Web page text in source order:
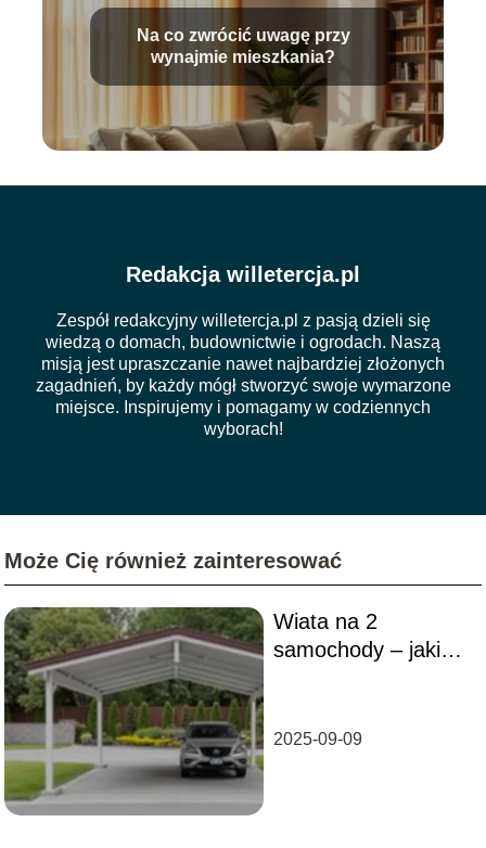
Na co zwrócić uwagę przy
wynajmie mieszkania?
Redakcja willetercja.pl
Zespół redakcyjny willetercja.pl z pasją dzieli się
wiedzą o domach, budownictwie i ogrodach. Naszą
misją jest upraszczanie nawet najbardziej złożonych
zagadnień, by każdy mógł stworzyć swoje wymarzone
miejsce. Inspirujemy i pomagamy w codziennych
wyborach!
Może Cię również zainteresować
Wiata na 2
samochody – jakie
2025-09-09